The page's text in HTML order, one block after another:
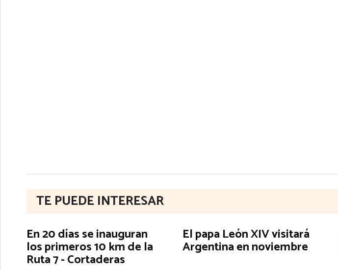
TE PUEDE INTERESAR
En 20 días se inauguran
los primeros 10 km de la
Ruta 7 - Cortaderas
El papa León XIV visitará
Argentina en noviembre